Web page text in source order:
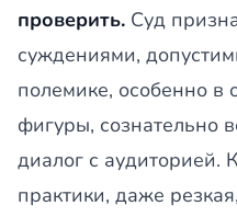
проверить. Суд
суждениями,
полемике, особенно в
фигуры, сознательно
диалог с аудиторией.
практики, даже